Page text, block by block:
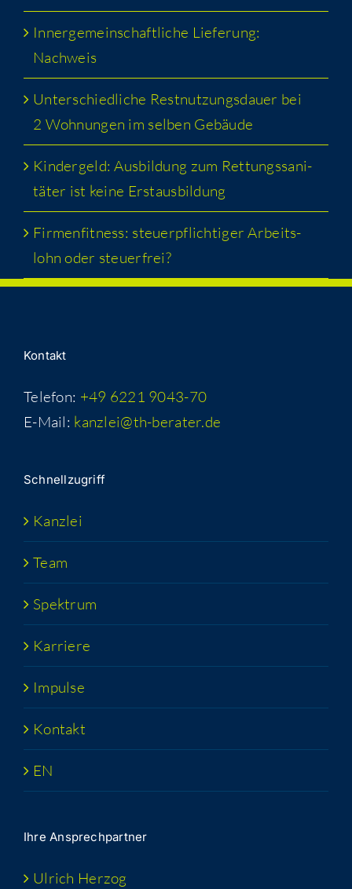
Inner­ge­mein­schaft­li­che Lie­fe­rung:
Nachweis
Unter­schied­li­che Rest­nut­zungs­dau­er bei
2 Woh­nun­gen im sel­ben Gebäude
Kin­der­geld: Aus­bil­dung zum Ret­tungs­sa­ni­
tä­ter ist kei­ne Erstausbildung
Fir­men­fit­ness: steu­er­pflich­ti­ger Arbeits­
lohn oder steuerfrei?
Kon­takt
Telefon: +49 6221 9043-70
E-Mail: kanzlei@th-berater.de
Schnell­zu­griff
Kanz­lei
Team
Spek­trum
Kar­rie­re
Impul­se
Kon­takt
EN
Ihre Ansprech­part­ner
Ulrich Her­zog